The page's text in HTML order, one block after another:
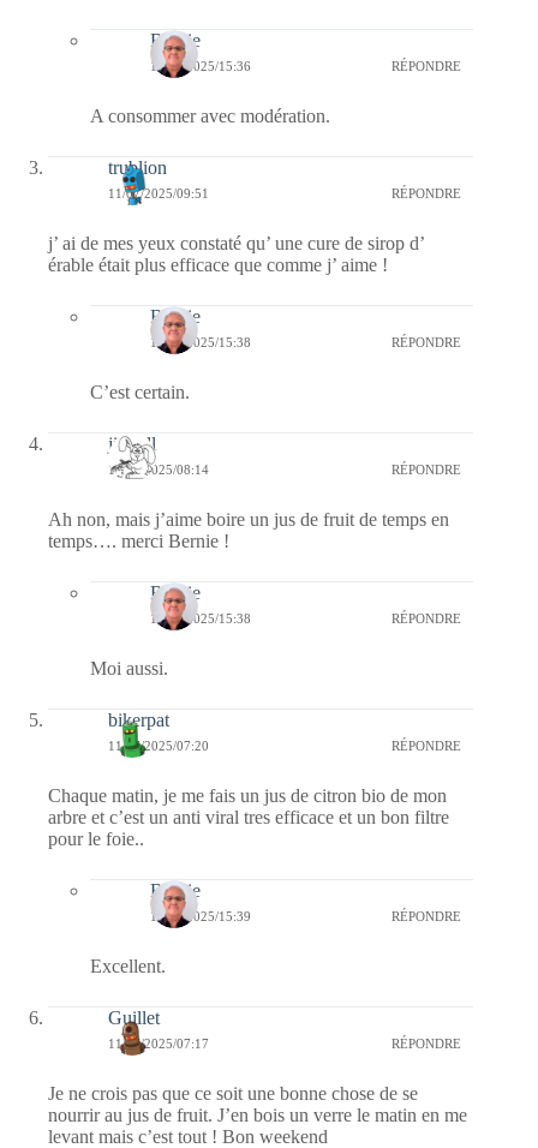
Bernie
19/07/2025/15:36 RÉPONDRE
A consommer avec modération.
trublion
11/07/2025/09:51 RÉPONDRE
j’ ai de mes yeux constaté qu’ une cure de sirop d’
érable était plus efficace que comme j’ aime !
Bernie
19/07/2025/15:38 RÉPONDRE
C’est certain.
jill bill
11/07/2025/08:14 RÉPONDRE
Ah non, mais j’aime boire un jus de fruit de temps en
temps…. merci Bernie !
Bernie
19/07/2025/15:38 RÉPONDRE
Moi aussi.
bikerpat
11/07/2025/07:20 RÉPONDRE
Chaque matin, je me fais un jus de citron bio de mon
arbre et c’est un anti viral tres efficace et un bon filtre
pour le foie..
Bernie
19/07/2025/15:39 RÉPONDRE
Excellent.
Guillet
11/07/2025/07:17 RÉPONDRE
Je ne crois pas que ce soit une bonne chose de se
nourrir au jus de fruit. J’en bois un verre le matin en me
levant mais c’est tout ! Bon weekend